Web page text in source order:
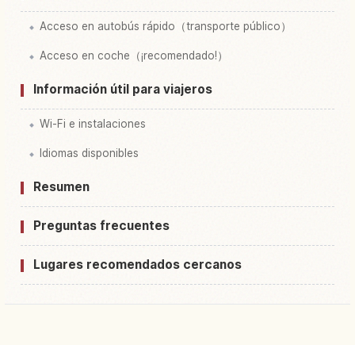
Acceso en autobús rápido（transporte público）
Acceso en coche（¡recomendado!）
Información útil para viajeros
Wi-Fi e instalaciones
Idiomas disponibles
Resumen
Preguntas frecuentes
Lugares recomendados cercanos